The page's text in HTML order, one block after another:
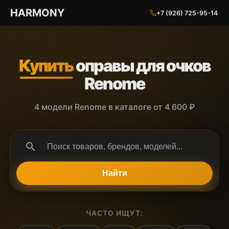
ГАРМОНИЯ ГЛАЗ
HARMONY +7 (926) 725-95-14
Купитьоправы для очков
Renome
4 модели Renome в каталоге от 4 600 ₽
search
Найти
ЧАСТО ИЩУТ: